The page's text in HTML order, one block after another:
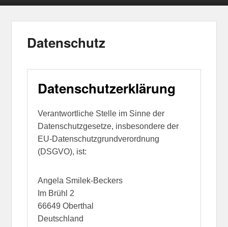
Datenschutz
Datenschutzerklärung
Verantwortliche Stelle im Sinne der
Datenschutzgesetze, insbesondere der
EU-Datenschutzgrundverordnung
(DSGVO), ist:
Angela Smilek-Beckers
Im Brühl 2
66649 Oberthal
Deutschland